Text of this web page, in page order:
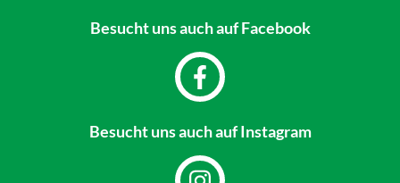
Besucht unsauch auf Facebook
Besucht unsauch auf Instagram